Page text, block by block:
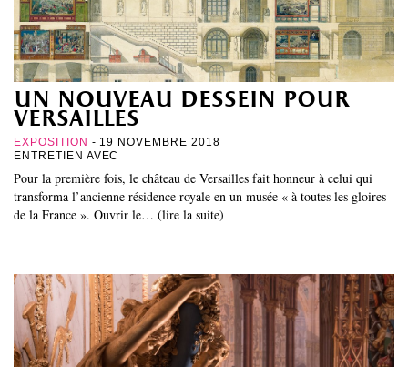
ABONNEMENT GRATUIT AU MAGAZINE
un nouveau dessein pour
versailles
EXPOSITION - 19 NOVEMBRE 2018
ENTRETIEN AVEC
Pour la première fois, le château de Versailles fait honneur à celui qui
transforma l’ancienne résidence royale en un musée « à toutes les gloires
de la France ». Ouvrir le… (lire la suite)